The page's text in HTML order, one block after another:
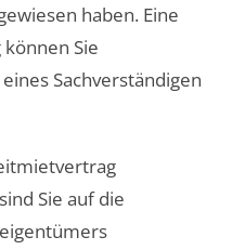
haben. Eine
Sie
Sachverständigen
Sie auf die